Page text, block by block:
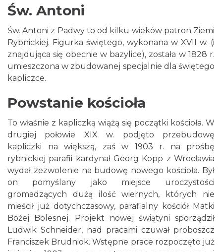
Św. Antoni
Św. Antoni z Padwy to od kilku wieków patron Ziemi
Rybnickiej. Figurka świętego, wykonana w XVII w. (i
znajdująca się obecnie w bazylice), została w 1828 r.
umieszczona w zbudowanej specjalnie dla świętego
kapliczce.
Powstanie kościoła
To właśnie z kapliczką wiążą się początki kościoła. W
drugiej połowie XIX w. podjęto przebudowę
kapliczki na większą, zaś w 1903 r. na prośbę
rybnickiej parafii kardynał Georg Kopp z Wrocławia
wydał zezwolenie na budowę nowego kościoła. Był
on pomyślany jako miejsce uroczystości
gromadzących dużą ilość wiernych, których nie
mieścił już dotychczasowy, parafialny kościół Matki
Bożej Bolesnej. Projekt nowej świątyni sporządził
Ludwik Schneider, nad pracami czuwał proboszcz
Franciszek Brudniok. Wstępne prace rozpoczęto już